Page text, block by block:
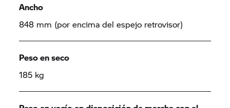
Ancho
848 mm (por encima del espejo retrovisor)
Peso en seco
185 kg